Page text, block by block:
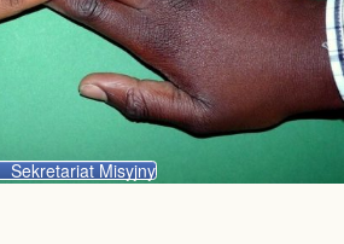
Sekretariat Misyjny